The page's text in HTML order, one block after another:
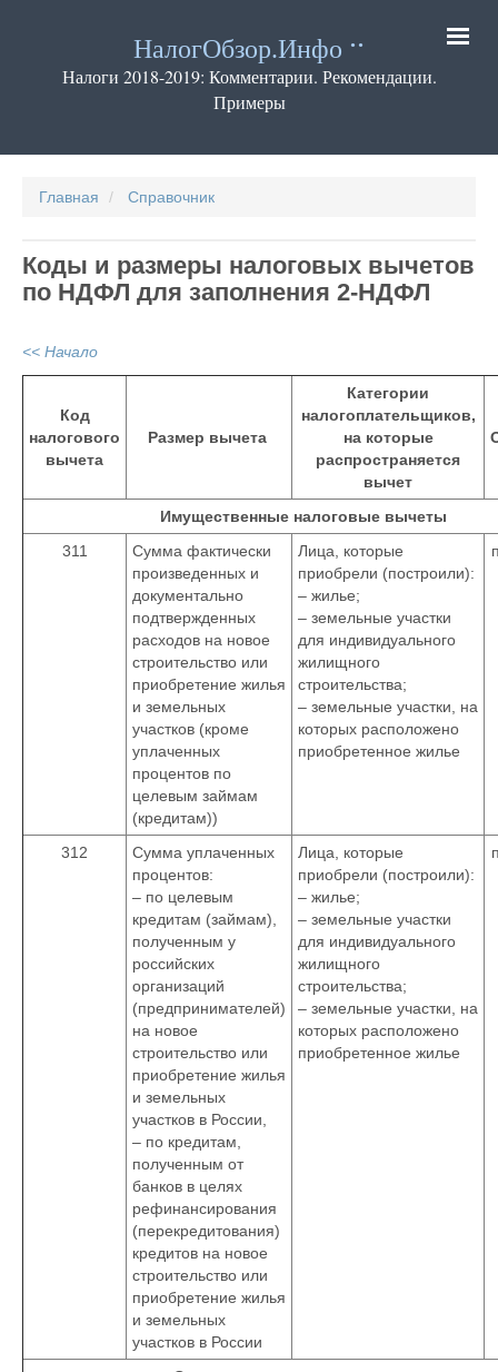
содержанию
НалогОбзор.Инфо
Налоги 2018-2019: Комментарии. Рекомендации.
Примеры
Главная Справочник
Коды и размеры налоговых вычетов
по НДФЛ для заполнения 2-НДФЛ
<< Начало
Код
налогового
вычета
Размер вычета
Категории
налогоплательщиков,
на которые
распространяется
вычет
Имущественные налоговые вычеты
311
Сумма фактически
произведенных и
документально
подтвержденных
расходов на новое
строительство или
приобретение жилья
и земельных
участков (кроме
уплаченных
процентов по
целевым займам
(кредитам))
Лица, которые
приобрели (построили):
– жилье;
– земельные участки
для индивидуального
жилищного
строительства;
– земельные участки, на
которых расположено
приобретенное жилье
312
Сумма уплаченных
процентов:
– по целевым
кредитам (займам),
полученным у
российских
организаций
(предпринимателей)
на новое
строительство или
приобретение жилья
и земельных
участков в России,
– по кредитам,
полученным от
банков в целях
рефинансирования
(перекредитования)
кредитов на новое
строительство или
приобретение жилья
и земельных
участков в России
Лица, которые
приобрели (построили):
– жилье;
– земельные участки
для индивидуального
жилищного
строительства;
– земельные участки, на
которых расположено
приобретенное жилье